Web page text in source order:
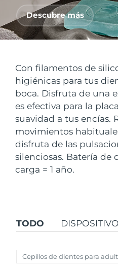
Descubre más
Con filamentos de
higiénicas para tus
boca. Disfruta de una
es efectiva para la
suavidad a tus encías.
movimientos
disfruta de las
silenciosas. Batería de
carga = 1 año.
TODO
Cepillos de dientes para
issa™ Teeth Whitening
FAQ™ Dual LED Panel
POPULAR
Sorpresas especiales
Türkçe
简体中文
País de envío
Estados Unidos
Reino Unido
España
Australia
Francia
Australia